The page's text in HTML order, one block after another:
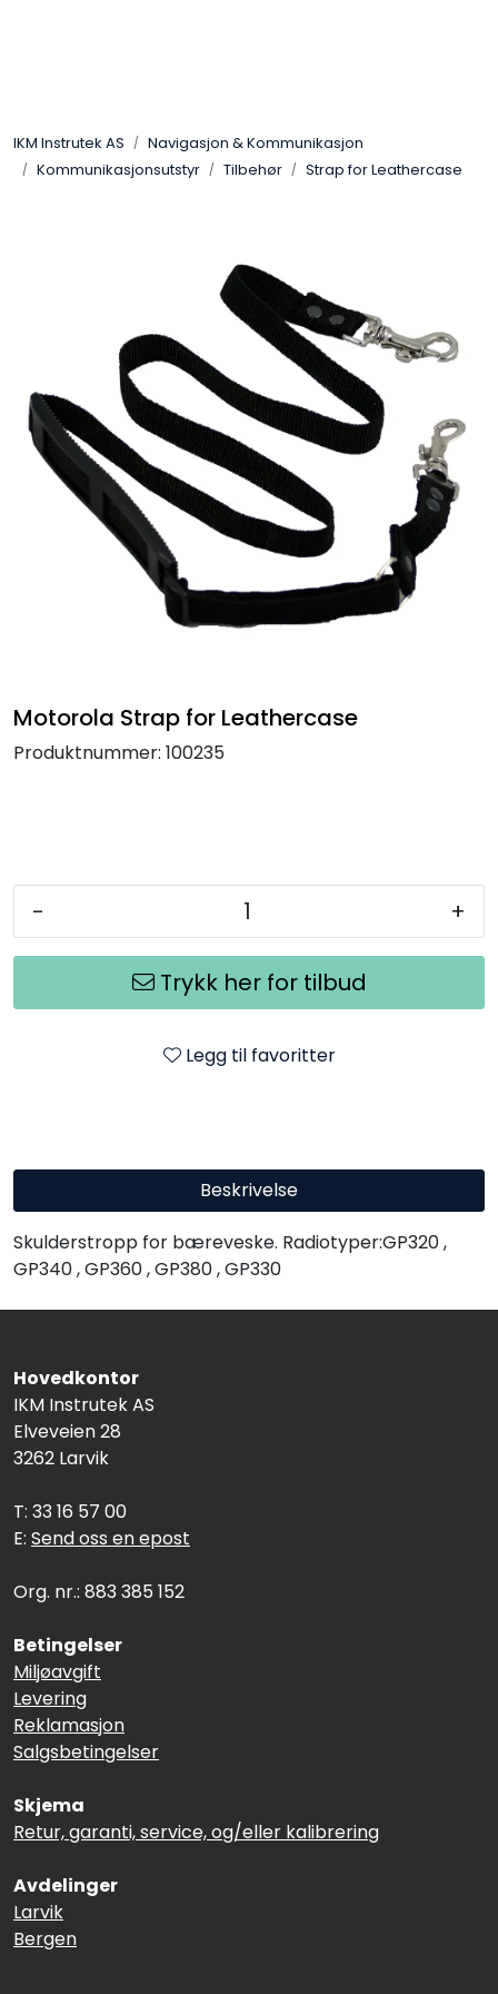
IKM Instrutek AS
Navigasjon & Kommunikasjon
Kommunikasjonsutstyr
Tilbehør Strap for Leathercase
Motorola Strap for Leathercase
Produktnummer: 100235
- +
Trykk her for tilbud
Legg til favoritter
Beskrivelse
Skulderstropp for bæreveske. Radiotyper:GP320 ,
GP340 , GP360 , GP380 , GP330
Hovedkontor
IKM Instrutek AS
Elveveien 28
3262 Larvik
T: 33 16 57 00
E: Send oss en epost
Org. nr.: 883 385 152
Betingelser
Miljøavgift
Levering
Reklamasjon
Salgsbetingelser
Skjema
Retur, garanti, service, og/eller kalibrering
Avdelinger
Larvik
Bergen
Elektro
Frekvensomformere
Miljø og sikkerhet
Kalibratorer
Termografi
Maskinvern & Instrumentering
Tilbehør
Outlet